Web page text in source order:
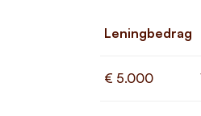
Leningbedrag
€ 5.000